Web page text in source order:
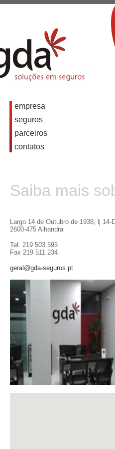
empresa
seguros
parceiros
contatos
Saiba mais
Largo 14 de Outubro de 1938, lj 14-
2600-475 Alhandra
Tel. 219 503 595
Fax 219 511 234
geral@gda-seguros.pt